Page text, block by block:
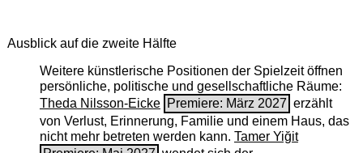
Ausblick auf die zweite Hälfte
Weitere künstlerische Positionen der Spielzeit öffnen
persönliche, politische und gesellschaftliche Räume:
Theda Nilsson-Eicke Premiere: März 2027 erzählt
von Verlust, Erinnerung, Familie und einem Haus, das
nicht mehr betreten werden kann. Tamer Yiğit